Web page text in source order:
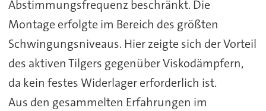
Abstimmungsfrequenz beschränkt. Die
Montage erfolgte im Bereich des größten
Schwingungsniveaus. Hier zeigte sich der Vorteil
des aktiven Tilgers gegenüber Viskodämpfern,
da kein festes Widerlager erforderlich ist.
Aus den gesammelten Erfahrungen im